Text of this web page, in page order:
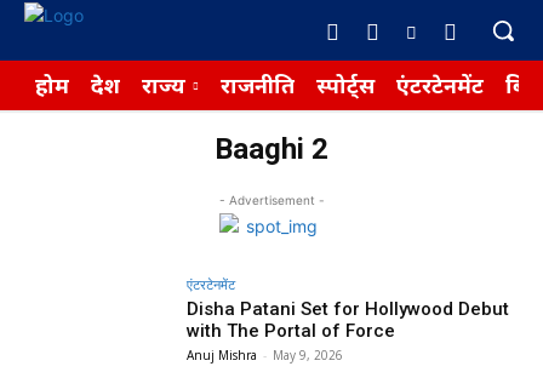
होम देश राज्य राजनीति स्पोर्ट्स एंटरटेनमेंट
Baaghi 2
- Advertisement -
एंटरटेनमेंट
Disha Patani Set for Hollywood Debut
with The Portal of Force
Anuj Mishra - May 9, 2026